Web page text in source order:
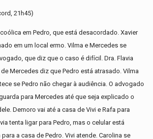
21h45)
em Pedro, que está desacordado. Xavier
em um local ermo. Vilma e Mercedes se
que diz que o caso é difícil. Dra. Flavia
Mercedes diz que Pedro está atrasado. Vilma
se Pedro não chegar à audiência. O advogado
para Mercedes até que seja explicado o
Demoro vai até a casa de Vivi e Rafa para
tenta ligar para Pedro, mas o celular está
a casa de Pedro. Vivi atende. Carolina se